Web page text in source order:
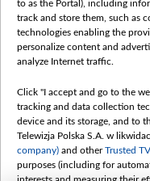
to as the Portal), including
track and store them, such as
technologies enabling the
personalize content and
analyze Internet traffic.
Click "I accept and go to the
tracking and data collection
device and its storage, and to
Telewizja Polska S.A. w
company) and otherTrusted
purposes (including for